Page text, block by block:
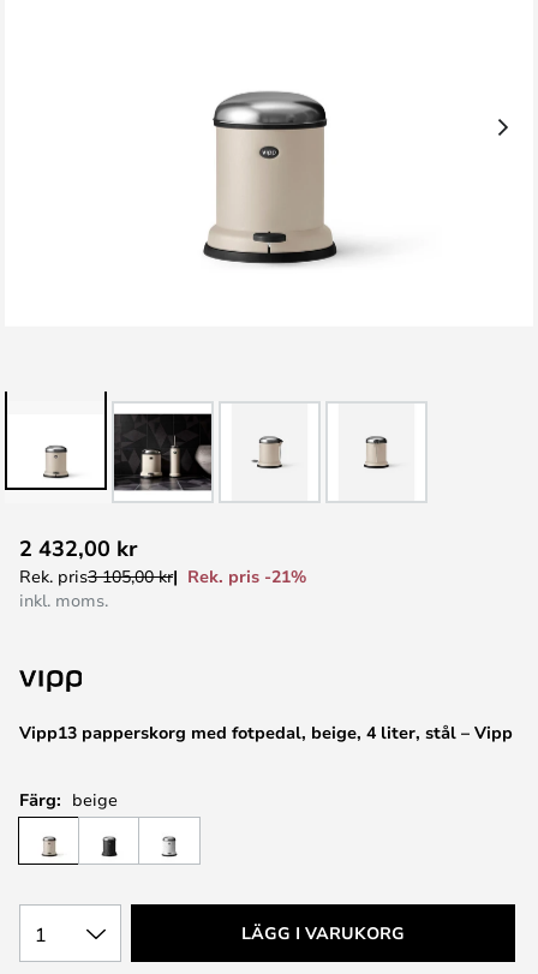
till
början
Vipp13 papperskorg med fotpedal, beige, 4 liter, stål – Vipp
2 432,00 kr
Rek. pris3 105,00 kr
Rek. pris -21%
inkl. moms.
Färg: beige
1 LÄGG I VARUKORG